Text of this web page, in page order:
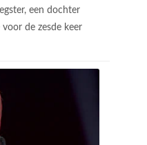
een dochter
de zesde keer